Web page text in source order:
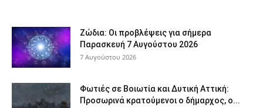
Ζώδια: Οι προβλέψεις για σήμερα
Παρασκευή 7 Αυγούστου 2026
7 Αυγούστου 2026
Φωτιές σε Βοιωτία και Δυτική Αττική:
Προσωρινά κρατούμενοι ο δήμαρχος, ο...